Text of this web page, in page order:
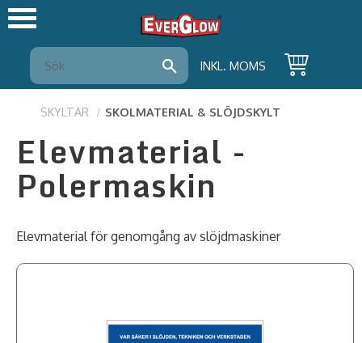
INKL. MOMS
SKYLTAR SKOLMATERIAL & SLÖJDSKYLT
Elevmaterial -
Polermaskin
Elevmaterial för genomgång av slöjdmaskiner